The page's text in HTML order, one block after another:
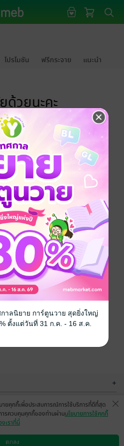
โปรโมชัน ฟรีกระจาย แนะนำ
ด้วยนะคะ
วข้อที่คุณกำลังชมค่ะ
+
+
ายคุกกี้เพื่อประสบการณ์การใช้บริการที่ดีที่สุด
ารควบคุมคุกกี้ของท่านผ่านนโยบายการใช้คุกกี้
งเราที่นี่
ตกลง
กาลนิยาย การ์ตูนวาย สุดยิ่งใหญ่
ตั้งแต่วันที่ 31 ก.ค. - 16 ส.ค.